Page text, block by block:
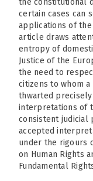
the constitutional
certain cases can
applications of
article draws
entropy of
Justice of the
the need to
citizens to whom
thwarted
interpretations of
consistent judicial
accepted
under the rigours
on Human Rights
Fundamental